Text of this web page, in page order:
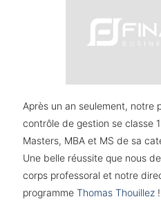
Après un an seulement, notre
contrôle de gestion se classe
Masters, MBA et MS de sa
Une belle réussite que nous
corps professoral et notre
programme Thomas Thouillez !